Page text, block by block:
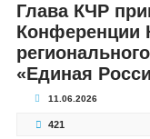
Глава КЧР
Конференции
«Единая
11.06.2026
421